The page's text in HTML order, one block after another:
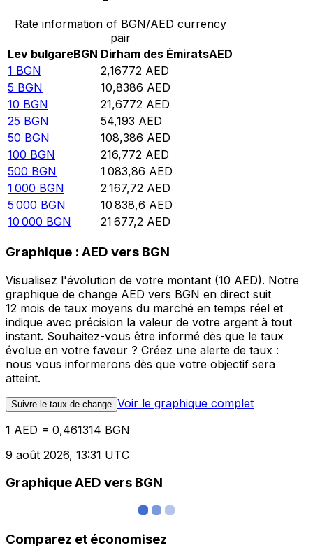
Rate information of BGN/AED currency
pair
Lev bulgareBGN Dirham des ÉmiratsAED
1 BGN 2,16772 AED
5 BGN 10,8386 AED
10 BGN 21,6772 AED
25 BGN 54,193 AED
50 BGN 108,386 AED
100 BGN 216,772 AED
500 BGN 1 083,86 AED
1 000 BGN 2 167,72 AED
5 000 BGN 10 838,6 AED
10 000 BGN 21 677,2 AED
Graphique : AED vers BGN
Visualisez l'évolution de votre montant (10 AED). Notre
graphique de change AED vers BGN en direct suit
12 mois de taux moyens du marché en temps réel et
indique avec précision la valeur de votre argent à tout
instant. Souhaitez-vous être informé dès que le taux
évolue en votre faveur ? Créez une alerte de taux :
nous vous informerons dès que votre objectif sera
atteint.
Suivre le taux de change Voir le graphique complet
1 AED = 0,461314 BGN
9 août 2026, 13:31 UTC
Graphique AED vers BGN
Comparez et économisez